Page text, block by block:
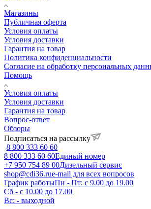
Магазины
Публичная оферта
Условия оплаты
Условия доставки
Гарантия на товар
Политика конфиденциальности
Согласие на обработку персональных
Помощь
Условия оплаты
Условия доставки
Гарантия на товар
Вопрос-ответ
Обзоры
Подписаться на рассылку
8 800 333 60 60
8 800 333 60 60Единый номер
+7 950 754 89 00Дизельный сервис
shop@cdi36.rue-mail для всех вопросов
График работыПн - Пт: с 9.00 до 19.00
Сб - с 10.00 до 17.00
Вс: - выходной